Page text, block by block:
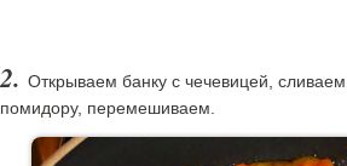
Открываем банку с чечевицей,
помидору, перемешиваем.